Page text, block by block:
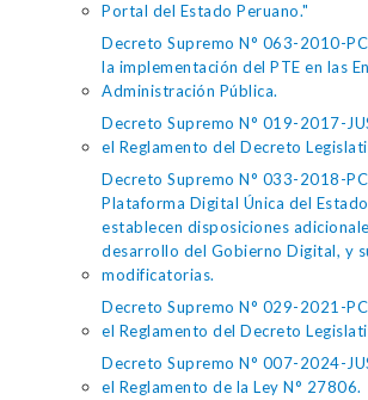
Portal del Estado Peruano."
Decreto Supremo N° 063-2010-
la implementación del PTE en las
Administración Pública.
Decreto Supremo N° 019-2017-
el Reglamento del Decreto
Decreto Supremo N° 033-2018-
Plataforma Digital Única del
establecen disposiciones
desarrollo del Gobierno Digital, y
modificatorias.
Decreto Supremo N° 029-2021-
el Reglamento del Decreto
Decreto Supremo N° 007-2024-
el Reglamento de la Ley N° 27806.